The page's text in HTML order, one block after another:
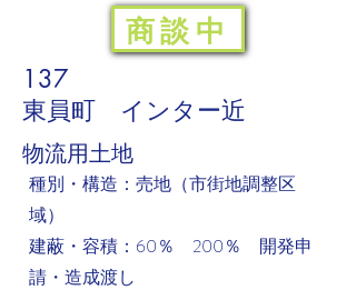
商談中
137
東員町 インター近
​物流用土地
​種別・構造：売地（市街地調整区
域）
建蔽・容積：60％ 200％ 開発申
請・造成渡し